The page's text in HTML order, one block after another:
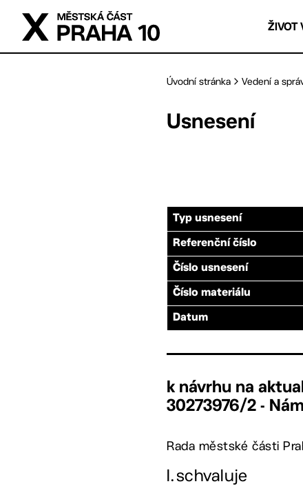
Přejít na hlavní obsah
ŽIVOT
Úvodní stránka Vedení a
Usnesení
Typ usnesení
Referenční číslo
Číslo usnesení
Číslo materiálu
Datum
k návrhu na
30273976/2 -
Rada městské části
I.schvaluje